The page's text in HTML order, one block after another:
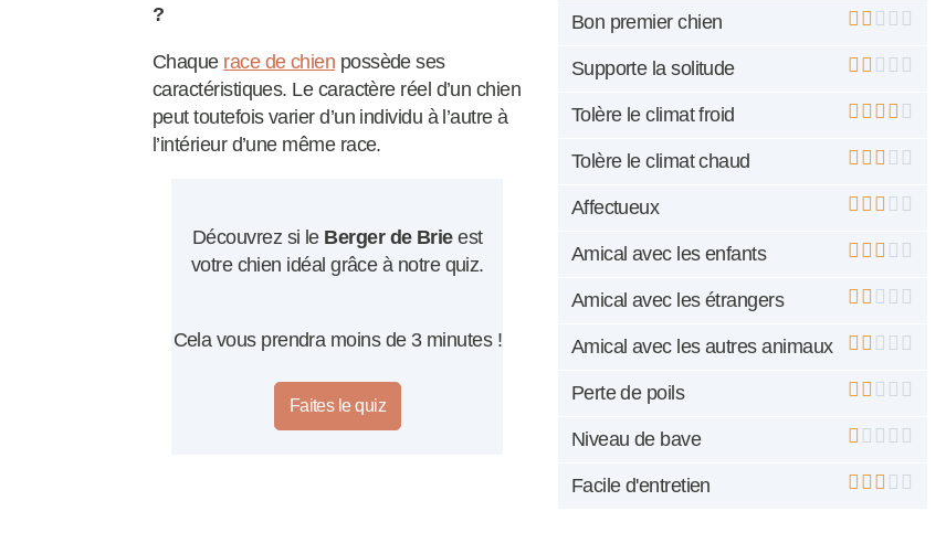
?
Chaque race de chien possède ses
caractéristiques. Le caractère réel d’un chien
peut toutefois varier d’un individu à l’autre à
l’intérieur d’une même race.
Découvrez si le Berger de Brieest
votre chien idéal grâce à notre quiz.
Cela vous prendra moins de 3 minutes !
Faites le quiz
Bon premier chien
Supporte la solitude
Tolère le climat froid
Tolère le climat chaud
Affectueux
Amical avec les enfants
Amical avec les étrangers
Amical avec les autres animaux
Perte de poils
Niveau de bave
Facile d'entretien